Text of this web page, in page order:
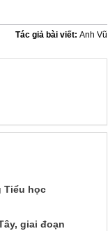
Tác giả bài viết: Anh Vũ
Tiểu học
giai đoạn